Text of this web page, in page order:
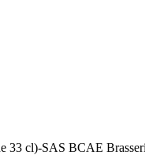
33 cl)-SAS BCAE